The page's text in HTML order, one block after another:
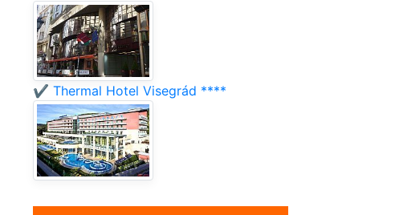
✔️ Thermal Hotel Visegrád ****